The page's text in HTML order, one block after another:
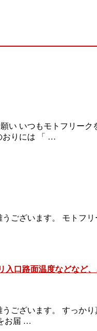
い いつもモトフリー
おりには 「 …
ございます。 モトフ
口路面温度などなど、
ございます。 すっか
お届 …